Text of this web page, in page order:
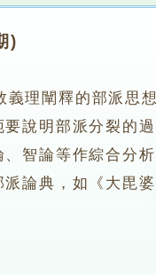
)
理闡釋的部派思
說明部派分裂的
智論等作綜合分
論典，如《大毘